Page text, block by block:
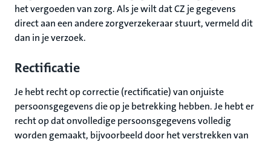
het vergoeden van zorg. Als je wilt dat CZ je gegevens
direct aan een andere zorgverzekeraar stuurt, vermeld dit
dan in je verzoek.
Rectificatie
Je hebt recht op correctie (rectificatie) van onjuiste
persoonsgegevens die op je betrekking hebben. Je hebt er
recht op dat onvolledige persoonsgegevens volledig
worden gemaakt, bijvoorbeeld door het verstrekken van